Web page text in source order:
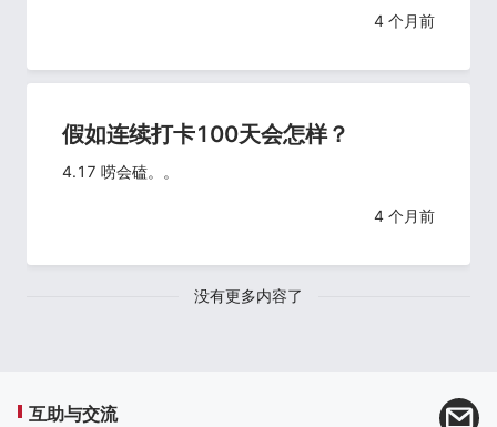
4 个月前
假如连续打卡100天会怎样？
4.17 唠会磕。。
4 个月前
没有更多内容了
互助与交流